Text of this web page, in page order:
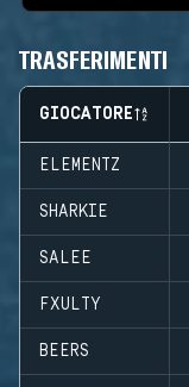
TRASFERIMENTI
GIOCATORE
ELEMENTZ
SHARKIE
SALEE
FXULTY
BEERS